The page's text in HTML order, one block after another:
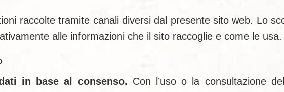
raccolte tramite canali diversi dal presente sito web. Lo
alle informazioni che il sito raccoglie e come le usa.
in base al consenso. Con l’uso o la consultazione